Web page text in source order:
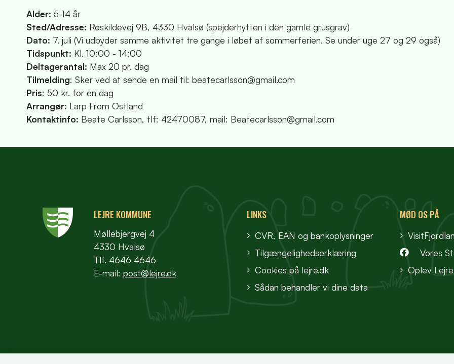
Alder: 5-14 år
Sted/Adresse: Roskildevej 9B, 4330 Hvalsø (spejderhytten i den gamle grusgrav)
Dato: 7. juli (Vi udbyder samme aktivitet tre gange i løbet af sommerferien. Se under uge 27 og 29 også)
Tidspunkt: Kl. 10:00 - 14:00
Deltagerantal: Max 20 pr. dag
Tilmelding: Sker ved at sende en mail til: beatecarlsson@gmail.com
Pris: 50 kr. for en dag
Arrangør: Larp From Ostland
Kontaktinfo: Beate Carlsson, tlf: 42470087, mail: Beatecarlsson@gmail.com
LEJRE KOMMUNE
Møllebjergvej 4
4330 Hvalsø
Tlf. 4646 4646
E-mail: post@lejre.dk
LINKS
CVR, EAN og bankoplysninger
Tilgængelighedserklæring
Cookies på lejre.dk
Sådan behandler vi dine data
MØD OS PÅ
Vores
Oplev Lejre